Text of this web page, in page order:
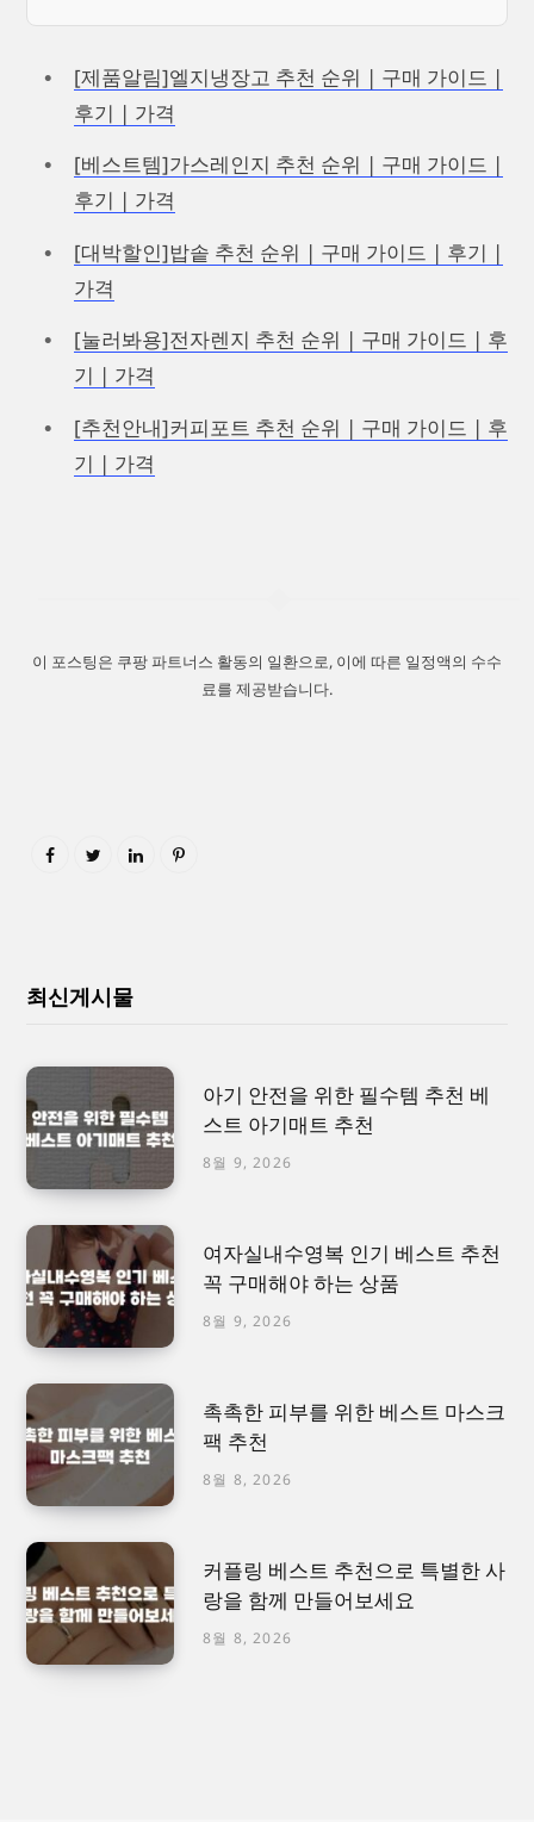
[제품알림]엘지냉장고 추천 순위 | 구매 가이드 |
후기 | 가격
[베스트템]가스레인지 추천 순위 | 구매 가이드 |
후기 | 가격
[대박할인]밥솥 추천 순위 | 구매 가이드 | 후기 |
가격
[눌러봐용]전자렌지 추천 순위 | 구매 가이드 | 후
기 | 가격
[추천안내]커피포트 추천 순위 | 구매 가이드 | 후
기 | 가격
이 포스팅은 쿠팡 파트너스 활동의 일환으로, 이에 따른 일정액의 수수
료를 제공받습니다.
최신게시물
아기 안전을 위한 필수템 추천 베
스트 아기매트 추천
8월 9, 2026
여자실내수영복 인기 베스트 추천
꼭 구매해야 하는 상품
8월 9, 2026
촉촉한 피부를 위한 베스트 마스크
팩 추천
8월 8, 2026
커플링 베스트 추천으로 특별한 사
랑을 함께 만들어보세요
8월 8, 2026